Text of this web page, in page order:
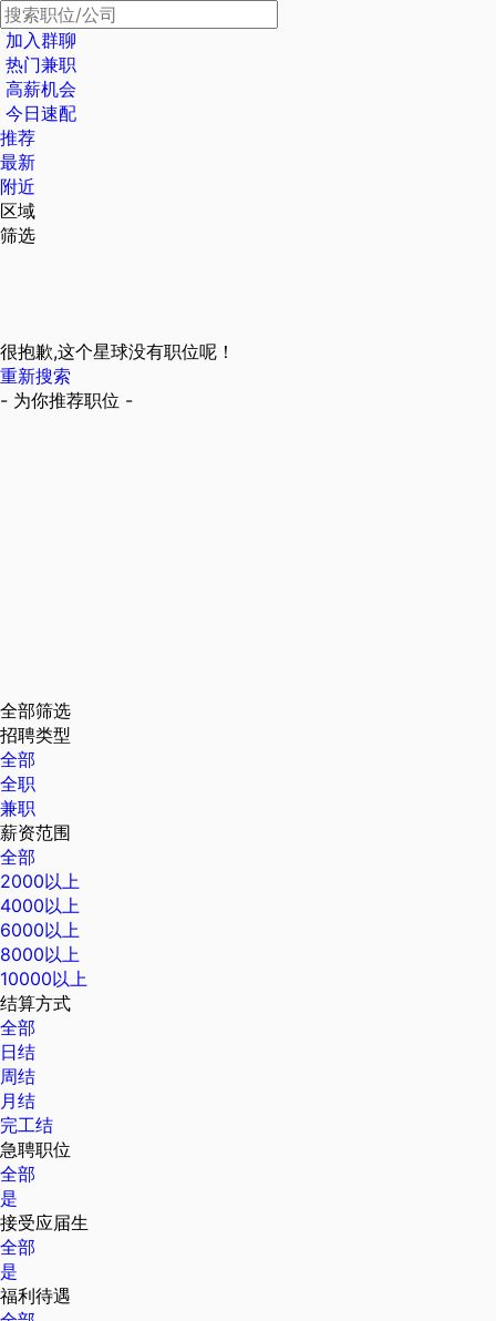
加入群聊
热门兼职
高薪机会
今日速配
推荐
最新
附近
区域
筛选
很抱歉,这个星球没有职位呢！
重新搜索
- 为你推荐职位 -
全部筛选
招聘类型
全部
全职
兼职
薪资范围
全部
2000以上
4000以上
6000以上
8000以上
10000以上
结算方式
全部
日结
周结
月结
完工结
急聘职位
全部
是
接受应届生
全部
是
福利待遇